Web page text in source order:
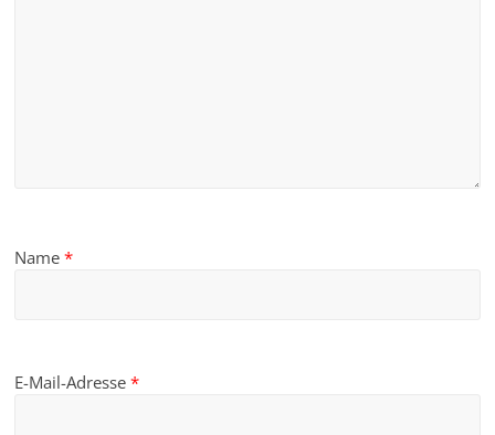
Name*
E-Mail-Adresse*